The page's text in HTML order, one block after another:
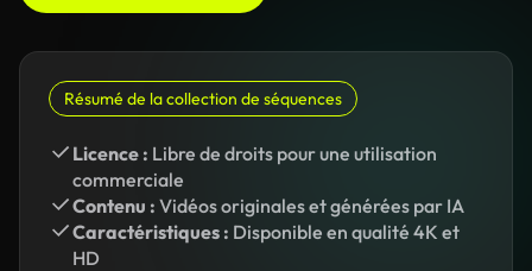
Résumé de la collection de séquences
Licence : Libre de droits pour une utilisation
commerciale
Contenu : Vidéos originales et générées par IA
Caractéristiques : Disponible en qualité 4K et
HD